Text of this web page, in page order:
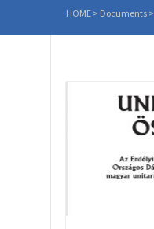
HOME > Documents >